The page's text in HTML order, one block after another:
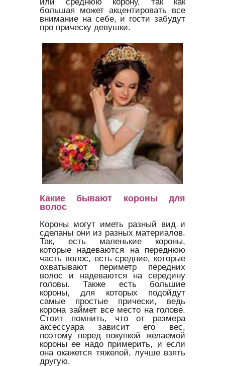
большая может акцентировать все
внимание на себе, и гости забудут
про прическу девушки.
Какие бывают короны для
волос
Короны могут иметь разный вид и
сделаны они из разных материалов.
Так, есть маленькие короны,
которые надеваются на переднюю
часть волос, есть средние, которые
охватывают периметр передних
волос и надеваются на середину
головы. Также есть большие
короны, для которых подойдут
самые простые прически, ведь
корона займет все место на голове.
Стоит помнить, что от размера
аксессуара зависит его вес,
поэтому перед покупкой желаемой
короны ее надо примерить, и если
она окажется тяжелой, лучше взять
другую.